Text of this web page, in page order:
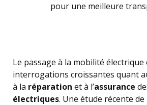
pour une meilleure
Le passage à la mobilité
interrogations croissantes quant
à la réparation et à l’assurance
électriques. Une étude récente